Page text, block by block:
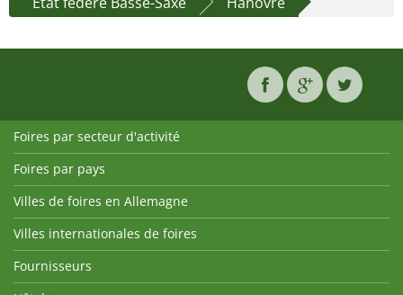
Foires par secteur d'activité
Foires par pays
Villes de foires en Allemagne
Villes internationales de foires
Fournisseurs